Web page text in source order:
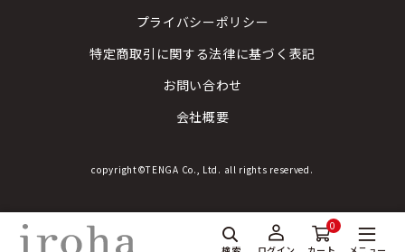
検索
0
メニュー
プライバシーポリシー
特定商取引に関する法律に基づく表記
お問い合わせ
会社概要
copyright©TENGA Co., Ltd. all rights reserved.